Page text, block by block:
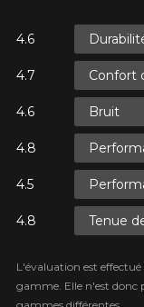
Confort
Bruit
Tenue
L'évaluation est
gamme. Elle n'est donc